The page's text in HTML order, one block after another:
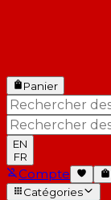
Panier
EN
FR
Compte
Catégories